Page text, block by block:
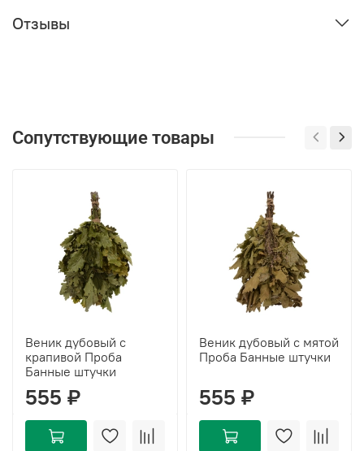
Отзывы
Сопутствующие товары
Веник дубовый с
крапивой Проба
Банные штучки
555 ₽
Веник дубовый с мятой
Проба Банные штучки
555 ₽